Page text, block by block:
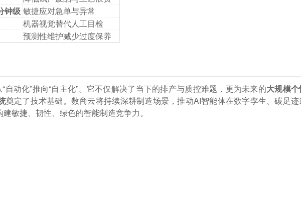
钟级 敏捷应对急单与异常
机器视觉替代人工目检
预测性维护减少过度保养
自动化”推向“自主化”。它不仅解决了当下的排产与质控难题，更为未来的大规模
奠定了技术基础。数商云将持续深耕制造场景，推动AI智能体在数字孪生、碳足
敏捷、韧性、绿色的智能制造竞争力。